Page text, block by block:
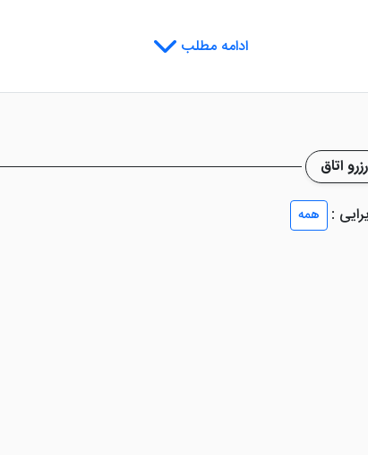
هتل با اقامت در آن احساس آرامش دارند. از امکانات
سوال شود.
میهمانانی که با ماشین شخصی خود سفر کرده اند می توانند
کمتر مشاهده می شود وجود سرویس هایی برای گشت و گذار توسط
امر باعث شده تا در ذهن میهمان خاطره وصف نشدنی از سفر به
خود را نگه داری کنند.
ادامه مطلب
رزرو اتاق
:
همه